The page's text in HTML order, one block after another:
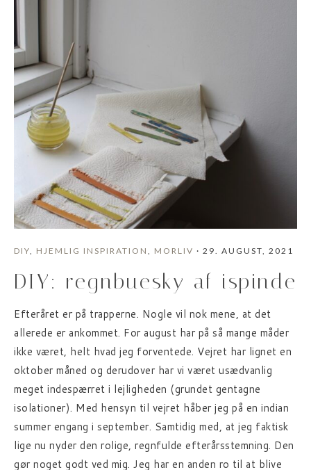
DIY, HJEMLIG INSPIRATION , MORLIV · 29. AUGUST, 2021
DIY: regnbuesky af ispinde
Efteråret er på trapperne. Nogle vil nok mene, at det
allerede er ankommet. For august har på så mange måder
ikke været, helt hvad jeg forventede. Vejret har lignet en
oktober måned og derudover har vi været usædvanlig
meget indespærret i lejligheden (grundet gentagne
isolationer). Med hensyn til vejret håber jeg på en indian
summer engang i september. Samtidig med, at jeg faktisk
lige nu nyder den rolige, regnfulde efterårsstemning. Den
gør noget godt ved mig. Jeg har en anden ro til at blive